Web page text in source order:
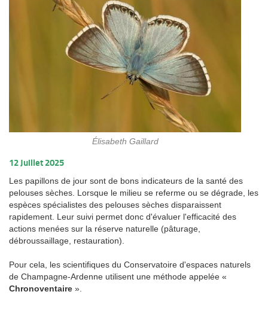
Élisabeth Gaillard
12 Juillet 2025
Les papillons de jour sont de bons indicateurs de la santé des
pelouses sèches. Lorsque le milieu se referme ou se dégrade, les
espèces spécialistes des pelouses sèches disparaissent
rapidement. Leur suivi permet donc d'évaluer l'efficacité des
actions menées sur la réserve naturelle (pâturage,
débroussaillage, restauration).
Pour cela, les scientifiques du Conservatoire d'espaces naturels
de Champagne-Ardenne utilisent une méthode appelée «
Chronoventaire ».